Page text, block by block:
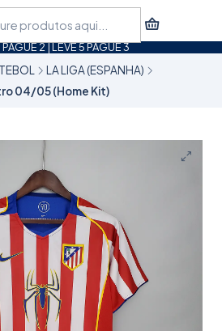
PAGUE 2 | LEVE 5 PAGUE 3
LA LIGA (ESPANHA)
04/05 (Home Kit)